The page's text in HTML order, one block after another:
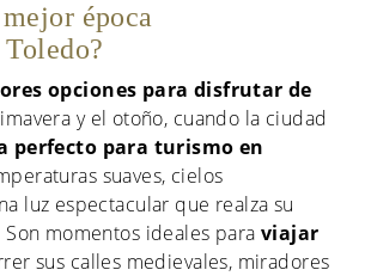
época
opciones para disfrutar de
y el otoño, cuando la ciudad
perfecto para turismo en
suaves, cielos
luz espectacular que realza su
Son momentos ideales paraviajar
sus calles medievales, miradores